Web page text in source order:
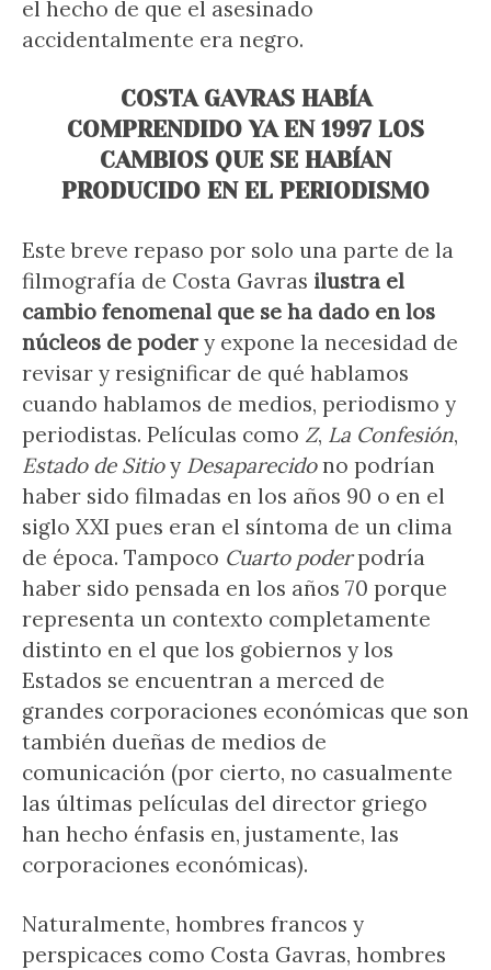
el hecho de que el asesinado
accidentalmente era negro.
COSTA GAVRAS HABÍA
COMPRENDIDO YA EN 1997 LOS
CAMBIOS QUE SE HABÍAN
PRODUCIDO EN EL PERIODISMO
Este breve repaso por solo una parte de la
filmografía de Costa Gavras ilustra el
cambio fenomenal que se ha dado en los
núcleos de podery expone la necesidad de
revisar y resignificar de qué hablamos
cuando hablamos de medios, periodismo y
periodistas. Películas como Z, La Confesión,
Estado de Sitioy Desaparecidono podrían
haber sido filmadas en los años 90 o en el
siglo XXI pues eran el síntoma de un clima
de época. Tampoco Cuarto poderpodría
haber sido pensada en los años 70 porque
representa un contexto completamente
distinto en el que los gobiernos y los
Estados se encuentran a merced de
grandes corporaciones económicas que son
también dueñas de medios de
comunicación (por cierto, no casualmente
las últimas películas del director griego
han hecho énfasis en, justamente, las
corporaciones económicas).
Naturalmente, hombres francos y
perspicaces como Costa Gavras, hombres